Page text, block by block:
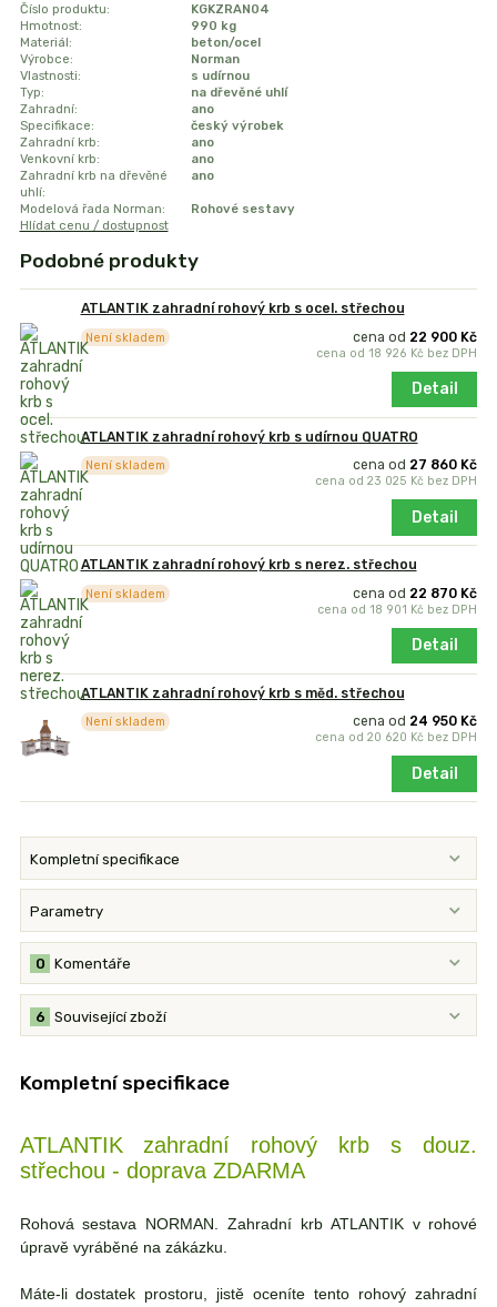
Číslo produktu:
KGKZRAN04
Hmotnost:
990 kg
Materiál:
beton/ocel
Výrobce:
Norman
Vlastnosti:
s udírnou
Typ:
na dřevěné uhlí
Zahradní:
ano
Specifikace:
český výrobek
Zahradní krb:
ano
Venkovní krb:
ano
Zahradní krb na dřevěné
uhlí:
ano
Modelová řada Norman:
Rohové sestavy
Hlídat cenu / dostupnost
Podobné produkty
ATLANTIK zahradní rohový krb s ocel. střechou
cena od 22 900 Kč
cena od18 926 Kč bez DPH
Není skladem
Detail
ATLANTIK zahradní rohový krb s udírnou QUATRO
cena od 27 860 Kč
cena od23 025 Kč bez DPH
Není skladem
Detail
ATLANTIK zahradní rohový krb s nerez. střechou
cena od 22 870 Kč
cena od18 901 Kč bez DPH
Není skladem
Detail
ATLANTIK zahradní rohový krb s měd. střechou
cena od 24 950 Kč
cena od20 620 Kč bez DPH
Není skladem
Detail
Kompletní specifikace
Parametry
Komentáře
0
Související zboží
6
Kompletní specifikace
ATLANTIK zahradní rohový krb s douz.
střechou - doprava ZDARMA
Rohová sestava NORMAN. Zahradní krb ATLANTIK v rohové
úpravě vyráběné na zákázku.
Máte-li dostatek prostoru, jistě oceníte tento rohový zahradní